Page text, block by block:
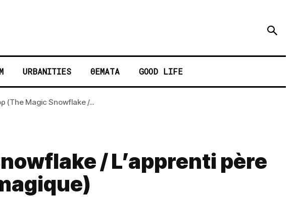
URBANITIES ΘΕΜΑΤΑ GOOD LIFE
(The Magic Snowflake /...
/ L’apprenti père